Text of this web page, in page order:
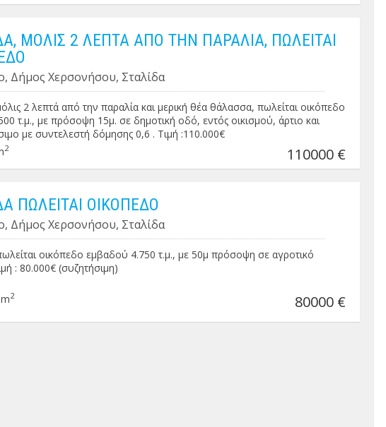
ΜΟΛΙΣ 2 ΛΕΠΤΑ ΑΠΟ ΤΗΝ ΠΑΡΑΛΙΑ, ΠΩΛΕΙΤΑΙ
Δήμος Χερσονήσου, Σταλίδα
2 λεπτά από την παραλία και μερική θέα θάλασσα, πωλείται οικόπεδο
τ.μ., με πρόσοψη 15μ. σε δημοτική οδό, εντός οικισμού, άρτιο και
με συντελεστή δόμησης 0,6 . Τιμή :110.000€
2 110000 €
ΠΩΛΕΙΤΑΙ ΟΙΚΟΠΕΔΟ
Δήμος Χερσονήσου, Σταλίδα
οικόπεδο εμβαδού 4.750 τ.μ., με 50μ πρόσοψη σε αγροτικό
: 80.000€ (συζητήσιμη)
2 80000 €